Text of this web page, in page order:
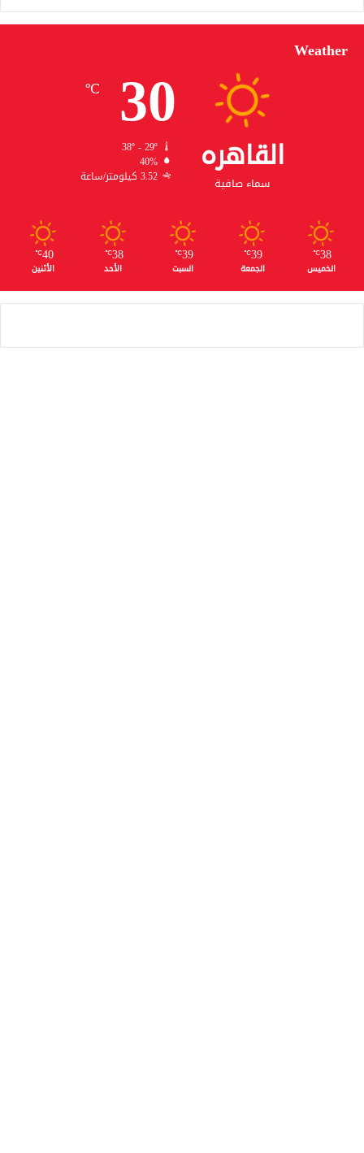
Weather
القاهره
سماء صافية
30
℃
38º - 29º
40%
3.52 كيلومتر/ساعة
38
℃
الخميس
39
℃
الجمعة
39
℃
السبت
38
℃
الأحد
40
℃
الأثنين